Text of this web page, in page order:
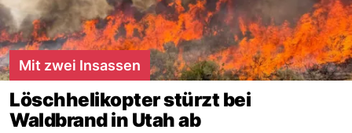
Mit zwei Insassen
Löschhelikopter stürzt bei
Waldbrand in Utah ab